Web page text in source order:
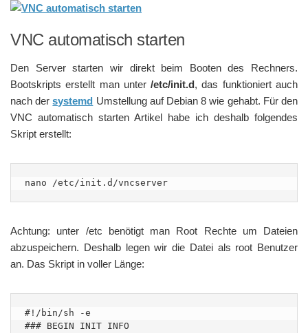
VNC automatisch starten
Den Server starten wir direkt beim Booten des Rechners.
Bootskripts erstellt man unter/etc/init.d, das funktioniert auch
nach dersystemd Umstellung auf Debian 8 wie gehabt. Für den
VNC automatisch starten Artikel habe ich deshalb folgendes
Skript erstellt:
nano /etc/init.d/vncserver
Achtung: unter /etc benötigt man Root Rechte um Dateien
abzuspeichern. Deshalb legen wir die Datei als root Benutzer
an. Das Skript in voller Länge:
#!/bin/sh -e
### BEGIN INIT INFO